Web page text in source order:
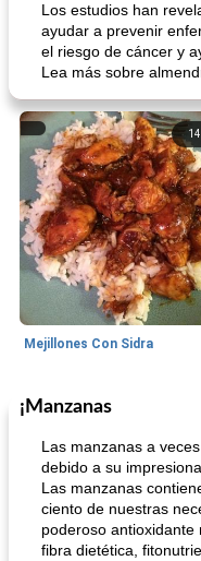
Los estudios han
ayudar a prevenir
el riesgo de cáncer y
Lea más sobre
14
Mejillones Con Sidra
Sopas, Guisos Y Chili
¡Manzanas
Las manzanas a
debido a su
Las manzanas
ciento de nuestras
poderoso antioxidante
fibra dietética,